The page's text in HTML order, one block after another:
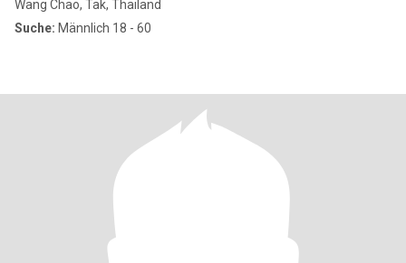
Wang Chao, Tak, Thailand
Suche: Männlich 18 - 60